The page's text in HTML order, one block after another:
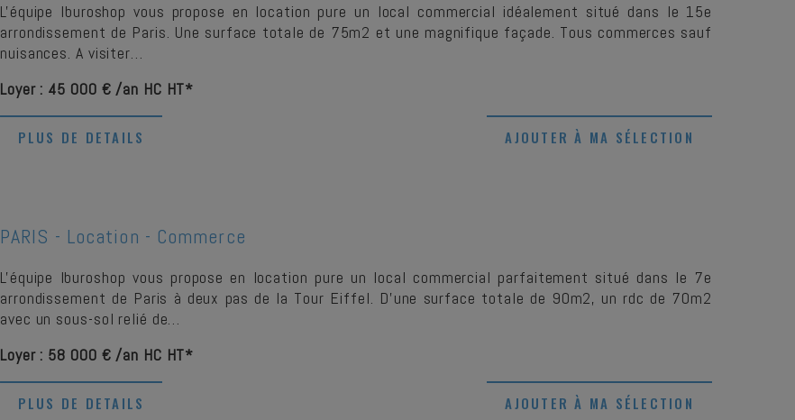
L'équipe Iburoshop vous propose en location pure un local commercial idéalement situé dans le 15e
arrondissement de Paris. Une surface totale de 75m2 et une magnifique façade. Tous commerces sauf
nuisances. A visiter…
Loyer : 45 000 € /an HC HT*
PLUS DE DETAILS AJOUTER À MA SÉLECTION
PARIS - Location - Commerce
L'équipe Iburoshop vous propose en location pure un local commercial parfaitement situé dans le 7e
arrondissement de Paris à deux pas de la Tour Eiffel. D'une surface totale de 90m2, un rdc de 70m2
avec un sous-sol relié de…
Loyer : 58 000 € /an HC HT*
PLUS DE DETAILS AJOUTER À MA SÉLECTION